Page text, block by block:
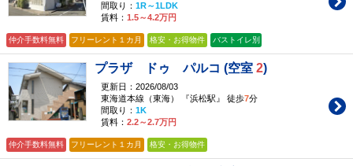
間取り： 1R～1LDK
賃料： 1.5～4.2万円
仲介手数料無料 フリーレント１カ月 格安・お得物件 バストイレ別
プラザ ドゥ パルコ (空室 2)
更新日：2026/08/03
東海道本線（東海） 『浜松駅』 徒歩7分
間取り： 1K
賃料： 2.2～2.7万円
仲介手数料無料 フリーレント１カ月 格安・お得物件